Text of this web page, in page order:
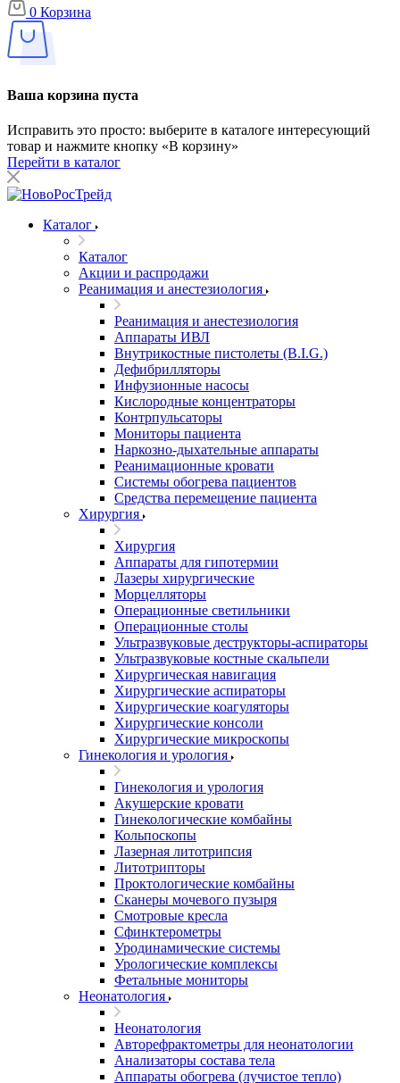
0 Корзина
Ваша корзина пуста
Исправить это просто: выберите в каталоге интересующий
товар и нажмите кнопку «В корзину»
Перейти в каталог
Каталог
Каталог
Акции и распродажи
Реанимация и анестезиология
Реанимация и анестезиология
Аппараты ИВЛ
Внутрикостные пистолеты (B.I.G.)
Дефибрилляторы
Инфузионные насосы
Кислородные концентраторы
Контрпульсаторы
Мониторы пациента
Наркозно-дыхательные аппараты
Реанимационные кровати
Системы обогрева пациентов
Средства перемещение пациента
Хирургия
Хирургия
Аппараты для гипотермии
Лазеры хирургические
Морцелляторы
Операционные светильники
Операционные столы
Ультразвуковые деструкторы-аспираторы
Ультразвуковые костные скальпели
Хирургическая навигация
Хирургические аспираторы
Хирургические коагуляторы
Хирургические консоли
Хирургические микроскопы
Гинекология и урология
Гинекология и урология
Акушерские кровати
Гинекологические комбайны
Кольпоскопы
Лазерная литотрипсия
Литотрипторы
Проктологические комбайны
Сканеры мочевого пузыря
Смотровые кресла
Сфинктерометры
Уродинамические системы
Урологические комплексы
Фетальные мониторы
Неонатология
Неонатология
Авторефрактометры для неонатологии
Анализаторы состава тела
Аппараты обогрева (лучистое тепло)